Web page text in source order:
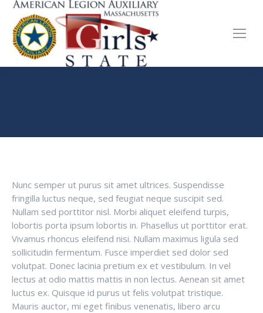
Nunc semper ut purus sit amet ultrices. Suspendisse
fringilla luctus neque, sed feugiat neque suscipit sed.
Nullam sed porttitor nisl. Morbi aliquet eleifend turpis,
lobortis porta ipsum lobortis in. Phasellus ut porttitor erat.
Vivamus rhoncus eleifend nisi. Nullam maximus ligula sed
sollicitudin fermentum. Fusce imperdiet sed dolor sed
volutpat. Donec lacinia pretium ex et vestibulum. In vel
lectus at odio mattis mattis in non lectus. Aenean sit amet
luctus ex. Quisque id purus ut felis volutpat tristique.
Mauris auctor, mi eget finibus venenatis, libero arcu